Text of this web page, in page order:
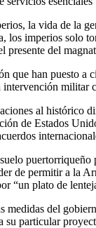
la vida de la
los imperios solo
del
que han puesto a
militar
al histórico
de Estados
de permitir a la
“un plato de
medidas del
su particular